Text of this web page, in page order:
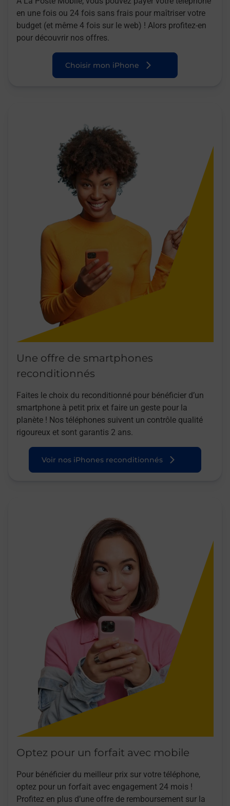
en une fois ou 24 fois sans frais pour maîtriser votre
budget (et même 4 fois sur le web) ! Alors profitez-en
pour découvrir nos offres.
Choisir mon iPhone
Une offre de smartphones
reconditionnés
Faites le choix du reconditionné pour bénéficier d’un
smartphone à petit prix et faire un geste pour la
planète ! Nos téléphones suivent un contrôle qualité
rigoureux et sont garantis 2 ans.
Voir nos iPhones reconditionnés
Optez pour un forfait avec mobile
Pour bénéficier du meilleur prix sur votre téléphone,
optez pour un forfait avec engagement 24 mois !
Profitez en plus d’une offre de remboursement sur la